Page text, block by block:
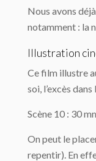
Nous avons
notamment : la
Illustration
Ce film illustre
soi, l’excès
Scène 10 : 30
On peut le
repentir). En